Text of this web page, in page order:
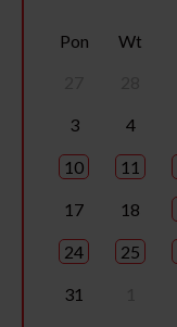
Pon Wt
3 4
10 11
17 18
24 25
31